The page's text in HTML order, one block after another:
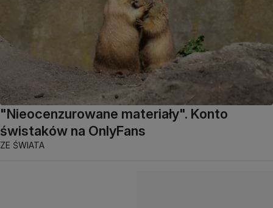
"Nieocenzurowane materiały". Konto
świstaków na OnlyFans
ZE ŚWIATA